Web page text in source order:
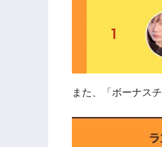
また、「ボーナス